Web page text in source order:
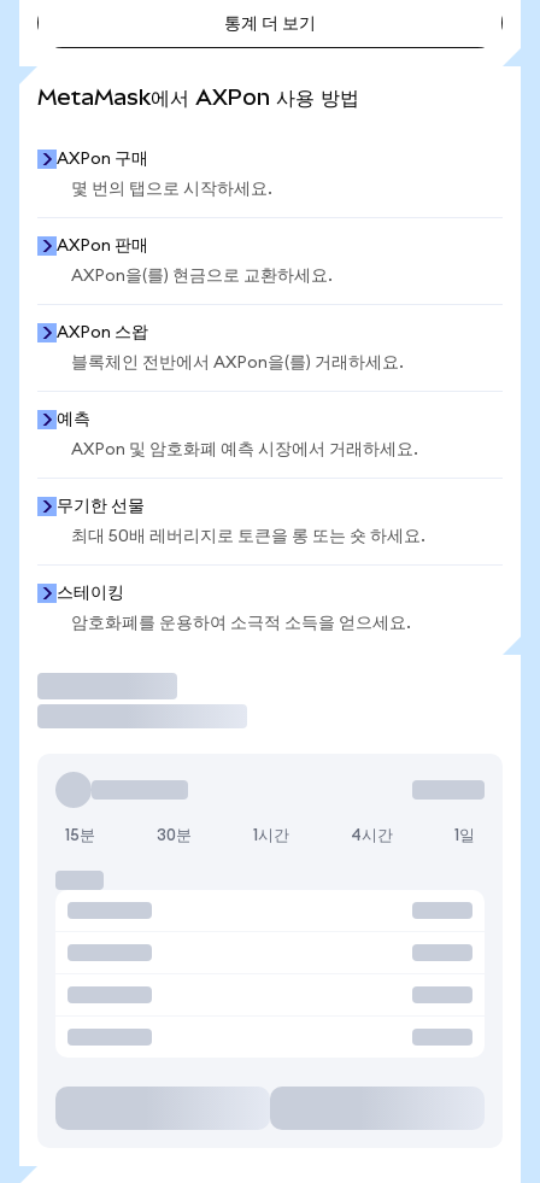
통계 더 보기
MetaMask에서 AXPon 사용 방법
AXPon 구매
몇 번의 탭으로 시작하세요.
AXPon 판매
AXPon을(를) 현금으로 교환하세요.
AXPon 스왑
블록체인 전반에서 AXPon을(를) 거래하세요.
예측
AXPon 및 암호화폐 예측 시장에서 거래하세요.
무기한 선물
최대 50배 레버리지로 토큰을 롱 또는 숏 하세요.
스테이킹
암호화폐를 운용하여 소극적 소득을 얻으세요.
15분 30분 1시간 4시간 1일